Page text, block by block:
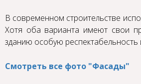
В современном строительстве
Хотя оба варианта имеют свои
зданию особую
Смотреть все фото "Фасады"